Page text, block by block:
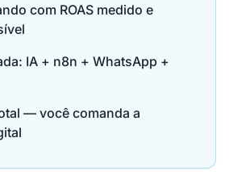
com ROAS medido e
IA + n8n + WhatsApp +
— você comanda a